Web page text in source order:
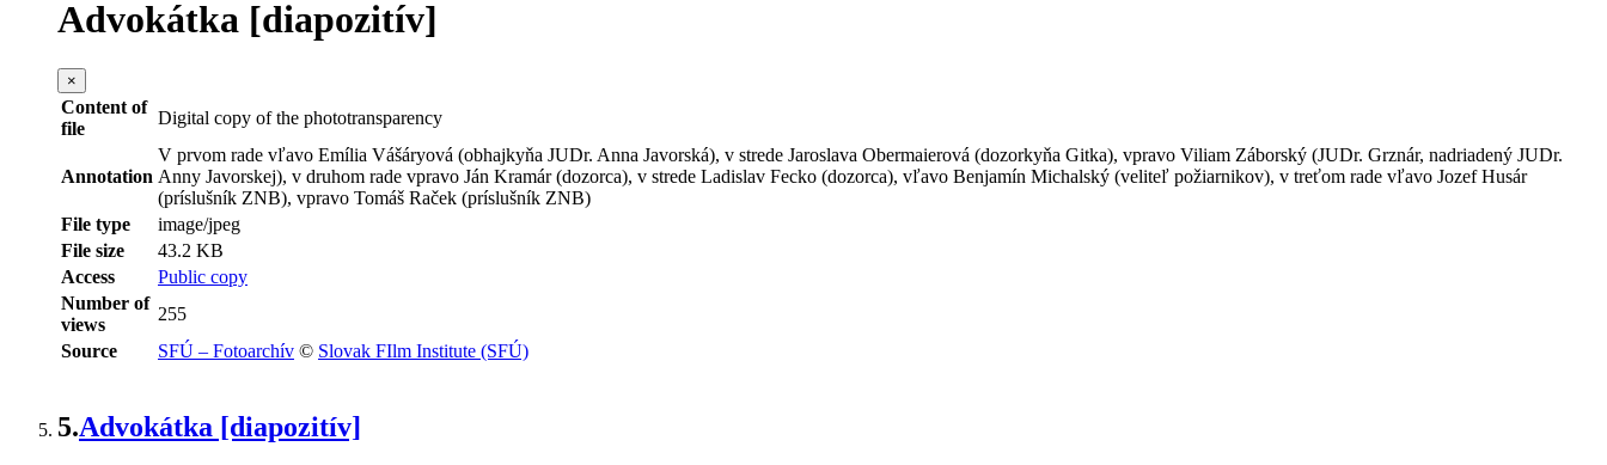
Advokátka [diapozitív]
×
Content of
file
Digital copy of the phototransparency
Annotation
V prvom rade vľavo Emília Vášáryová (obhajkyňa JUDr. Anna Javorská), v strede Jaroslava Obermaierová (dozorkyňa Gitka), vpravo Viliam Záborský (JUDr. Grznár, nadriadený JUDr.
Anny Javorskej), v druhom rade vpravo Ján Kramár (dozorca), v strede Ladislav Fecko (dozorca), vľavo Benjamín Michalský (veliteľ požiarnikov), v treťom rade vľavo Jozef Husár
(príslušník ZNB), vpravo Tomáš Raček (príslušník ZNB)
File type
image/jpeg
File size
43.2 KB
Access
Public copy
Number of
views
255
Source
SFÚ – Fotoarchív © Slovak FIlm Institute (SFÚ)
5.Advokátka [diapozitív]